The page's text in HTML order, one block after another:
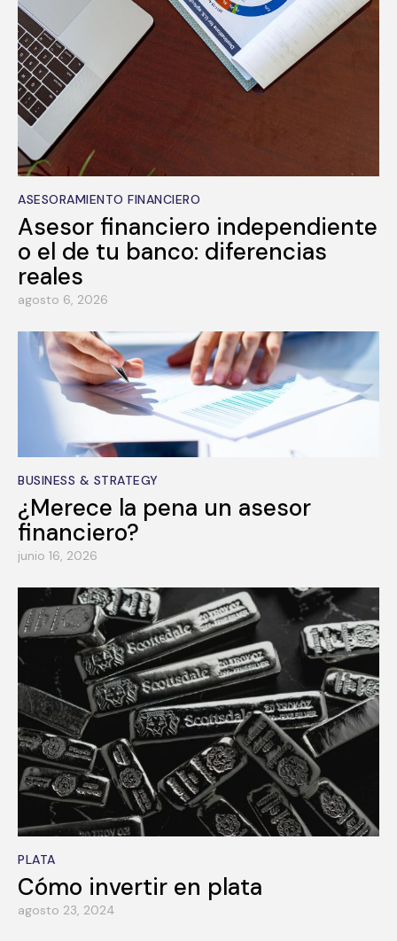
ASESORAMIENTO FINANCIERO
Asesor financiero independiente
o el de tu banco: diferencias
reales
agosto 6, 2026
BUSINESS & STRATEGY
¿Merece la pena un asesor
financiero?
junio 16, 2026
PLATA
Cómo invertir en plata
agosto 23, 2024